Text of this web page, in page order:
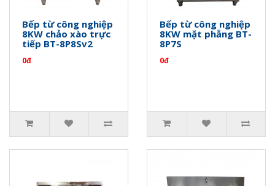
Bếp từ công nghiệp
8KW chảo xào trực
tiếp BT-8P8Sv2
0đ
Bếp từ công nghiệp
8KW mặt phẳng BT-
8P7S
0đ